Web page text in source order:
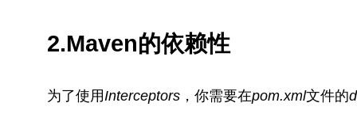
2.Maven的依赖性
为了使用Interceptors，你需要在pom.xml文件的